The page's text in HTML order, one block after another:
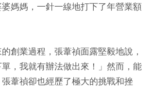
媽媽，一針一線地打下了年營業額
創業過程，張葦禎面露堅毅地說，
單，我就有辦法做出來！」然而，能
葦禎卻也經歷了極大的挑戰和挫